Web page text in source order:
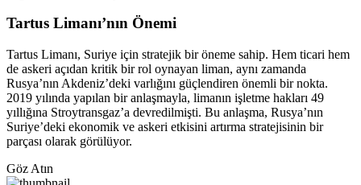
Tartus Limanı’nın Önemi
Tartus Limanı, Suriye için stratejik bir öneme sahip. Hem ticari hem
de askeri açıdan kritik bir rol oynayan liman, aynı zamanda
Rusya’nın Akdeniz’deki varlığını güçlendiren önemli bir nokta.
2019 yılında yapılan bir anlaşmayla, limanın işletme hakları 49
yıllığına Stroytransgaz’a devredilmişti. Bu anlaşma, Rusya’nın
Suriye’deki ekonomik ve askeri etkisini artırma stratejisinin bir
parçası olarak görülüyor.
Göz Atın